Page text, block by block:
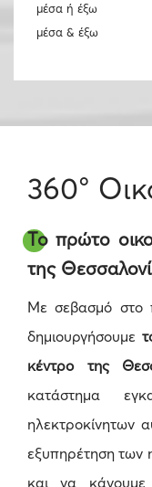
μέσα ή έξω
μέσα & έξω
360°
Το πρώτο
της
Με σεβασμό στο
δημιουργήσουμε
κέντρο της
κατάστημα
ηλεκτροκίνητων
εξυπηρέτηση των
και να